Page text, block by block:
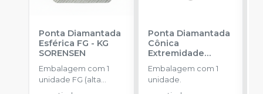
Ponta Diamantada
Esférica FG - KG
SORENSEN
Embalagem com 1
unidade FG (alta
rotação).
Ponta Diamantada
Cônica
Extremidade
Arredondada FG
KG SORENSEN
Embalagem com 1
unidade.